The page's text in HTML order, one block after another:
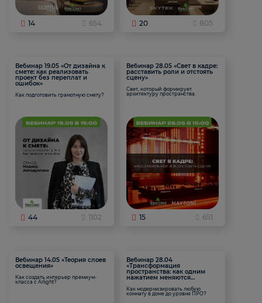
14 654 20 805
Вебинар 19.05 «От дизайна к
смете: как реализовать
проект без переплат и
ошибок»
Как подготовить грамотную смету?
44 1102
Вебинар 28.05 «Свет в кадре:
расставить роли и отстоять
сцену»
Свет, который формирует
архитектуру пространства.
15 651
Вебинар 14.05 «Теория слоев
освещения»
Как создать интерьер премиум-
класса с Arlight?
Вебинар 28.04
«Трансформация
пространства: как одним
нажатием меняются
Как модернизировать любую
комнату в доме до уровня ПРО?